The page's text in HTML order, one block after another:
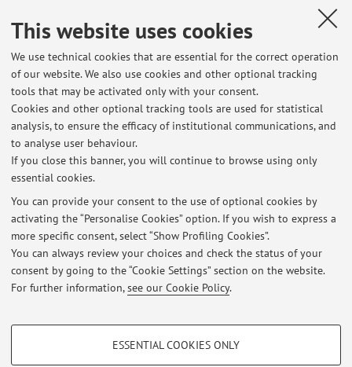
This website uses cookies
We use technical cookies that are essential for the correct operation
of our website. We also use cookies and other optional tracking
tools that may be activated only with your consent.
Cookies and other optional tracking tools are used for statistical
analysis, to ensure the efficacy of institutional communications, and
to analyse user behaviour.
If you close this banner, you will continue to browse using only
essential cookies.
You can provide your consent to the use of optional cookies by
activating the “Personalise Cookies” option. If you wish to express a
more specific consent, select “Show Profiling Cookies”.
You can always review your choices and check the status of your
consent by going to the “Cookie Settings” section on the website.
For further information,see our Cookie Policy.
PROFILING COOKIES - OPTIONAL
ESSENTIAL COOKIES ONLY
l’esame per intero (primo più secondo modulo, Seicento più
Settecento), in uno degli appelli “tradizionali”.
Latest news
manifestazioni per il bicentenario della morte di Stanislao Mattei
Published on: May 07 2025
lezioni lunedì 21 ottobre
Published on: October 20 2024
lezioni Storia degli strumenti e dell'orchestra – variazione di orario
Published on: September 29 2024
Restricted area